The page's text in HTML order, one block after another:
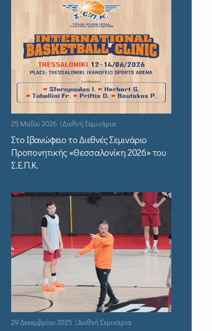
25 Μαΐου 2026 | Διεθνή Σεμινάρια
Στο Ιβανώφειο το Διεθνές Σεμινάριο
Προπονητικής «Θεσσαλονίκη 2026» του
Σ.Ε.Π.Κ.
29 Δεκεμβρίου 2025 | Διεθνή Σεμινάρια